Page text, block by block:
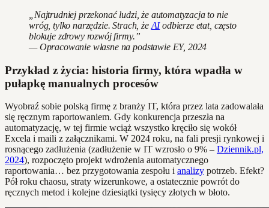
„Najtrudniej przekonać ludzi, że automatyzacja to nie
wróg, tylko narzędzie. Strach, że AIodbierze etat, często
blokuje zdrowy rozwój firmy.”
— Opracowanie własne na podstawie EY, 2024
Przykład z życia: historia firmy, która wpadła w
pułapkę manualnych procesów
Wyobraź sobie polską firmę z branży IT, która przez lata zadowalała
się ręcznym raportowaniem. Gdy konkurencja przeszła na
automatyzację, w tej firmie wciąż wszystko kręciło się wokół
Excela i maili z załącznikami. W 2024 roku, na fali presji rynkowej i
rosnącego zadłużenia (zadłużenie w IT wzrosło o 9% – Dziennik.pl,
2024), rozpoczęto projekt wdrożenia automatycznego
raportowania… bez przygotowania zespołu i analizy potrzeb. Efekt?
Pół roku chaosu, straty wizerunkowe, a ostatecznie powrót do
ręcznych metod i kolejne dziesiątki tysięcy złotych w błoto.